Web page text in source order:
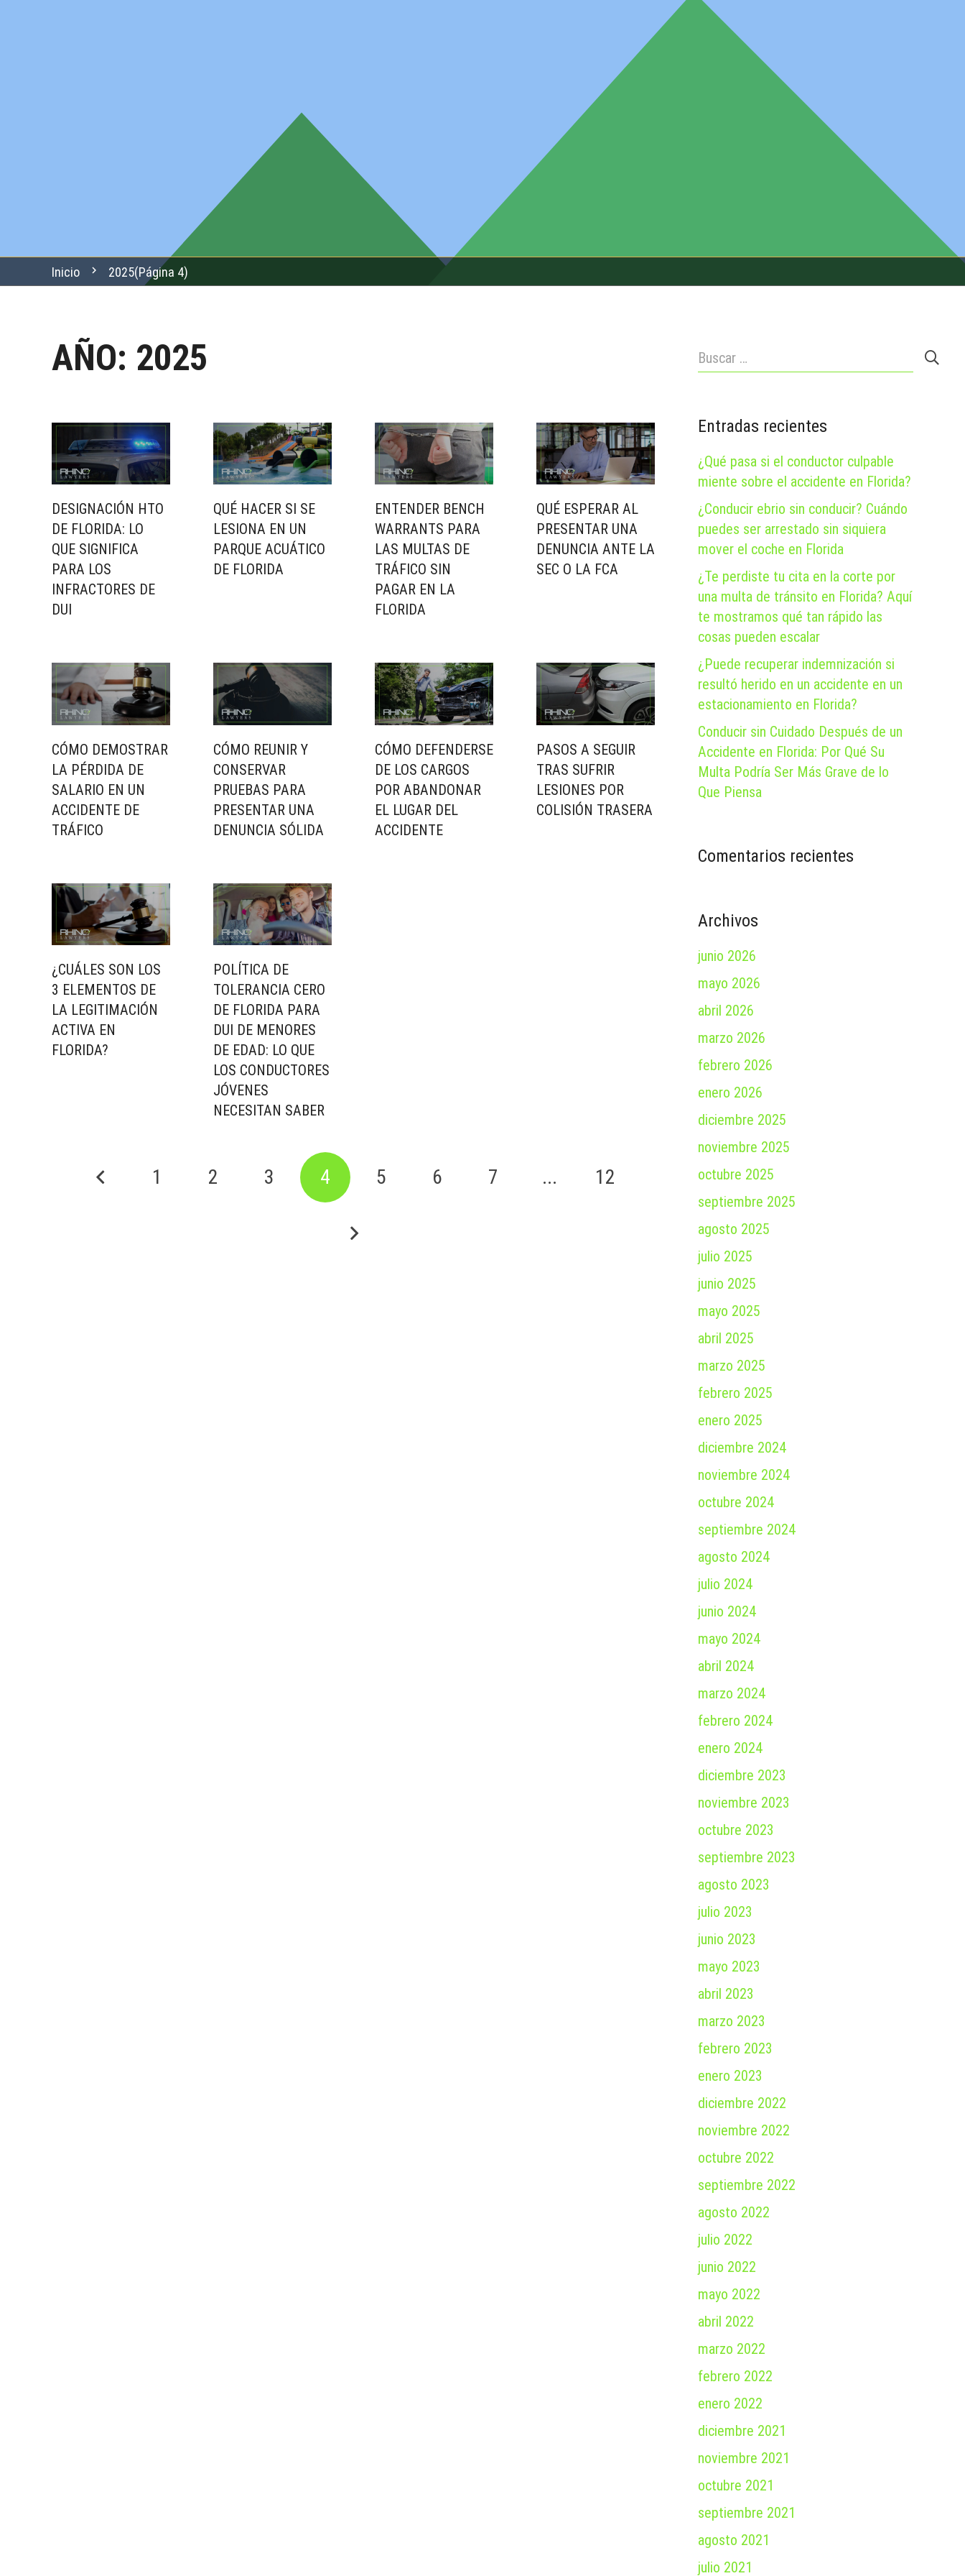
Inicio chevron_right 2025(Página 4)
AÑO: 2025
DESIGNACIÓN HTO
DE FLORIDA: LO
QUE SIGNIFICA
PARA LOS
INFRACTORES DE
DUI
QUÉ HACER SI SE
LESIONA EN UN
PARQUE ACUÁTICO
DE FLORIDA
ENTENDER BENCH
WARRANTS PARA
LAS MULTAS DE
TRÁFICO SIN
PAGAR EN LA
FLORIDA
QUÉ ESPERAR AL
PRESENTAR UNA
DENUNCIA ANTE LA
SEC O LA FCA
CÓMO DEMOSTRAR
LA PÉRDIDA DE
SALARIO EN UN
ACCIDENTE DE
TRÁFICO
CÓMO REUNIR Y
CONSERVAR
PRUEBAS PARA
PRESENTAR UNA
DENUNCIA SÓLIDA
CÓMO DEFENDERSE
DE LOS CARGOS
POR ABANDONAR
EL LUGAR DEL
ACCIDENTE
PASOS A SEGUIR
TRAS SUFRIR
LESIONES POR
COLISIÓN TRASERA
¿CUÁLES SON LOS
3 ELEMENTOS DE
LA LEGITIMACIÓN
ACTIVA EN
FLORIDA?
POLÍTICA DE
TOLERANCIA CERO
DE FLORIDA PARA
DUI DE MENORES
DE EDAD: LO QUE
LOS CONDUCTORES
JÓVENES
NECESITAN SABER
1 2 3 4 5 6 7 ... 12
Buscar:
Entradas recientes
¿Qué pasa si el conductor culpable
miente sobre el accidente en Florida?
¿Conducir ebrio sin conducir? Cuándo
puedes ser arrestado sin siquiera
mover el coche en Florida
¿Te perdiste tu cita en la corte por
una multa de tránsito en Florida? Aquí
te mostramos qué tan rápido las
cosas pueden escalar
¿Puede recuperar indemnización si
resultó herido en un accidente en un
estacionamiento en Florida?
Conducir sin Cuidado Después de un
Accidente en Florida: Por Qué Su
Multa Podría Ser Más Grave de lo
Que Piensa
Comentarios recientes
Archivos
junio 2026
mayo 2026
abril 2026
marzo 2026
febrero 2026
enero 2026
diciembre 2025
noviembre 2025
octubre 2025
septiembre 2025
agosto 2025
julio 2025
junio 2025
mayo 2025
abril 2025
marzo 2025
febrero 2025
enero 2025
diciembre 2024
noviembre 2024
octubre 2024
septiembre 2024
agosto 2024
julio 2024
junio 2024
mayo 2024
abril 2024
marzo 2024
febrero 2024
enero 2024
diciembre 2023
noviembre 2023
octubre 2023
septiembre 2023
agosto 2023
julio 2023
junio 2023
mayo 2023
abril 2023
marzo 2023
febrero 2023
enero 2023
diciembre 2022
noviembre 2022
octubre 2022
septiembre 2022
agosto 2022
julio 2022
junio 2022
mayo 2022
abril 2022
marzo 2022
febrero 2022
enero 2022
diciembre 2021
noviembre 2021
octubre 2021
septiembre 2021
agosto 2021
julio 2021